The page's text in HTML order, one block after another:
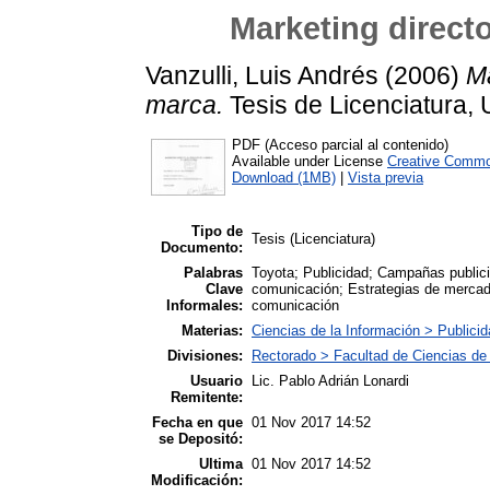
Marketing
Vanzulli, Luis Andrés (2006)
marca. Tesis de Licenciatura,
PDF (Acceso parcial al contenido)
Available under License Creative
Download (1MB)
Vista previa
Tipo de
Documento:
Tesis (Licenciatura)
Palabras
Clave
Informales:
Toyota; Publicidad; Campañas
comunicación; Estrategias de
comunicación
Materias: Ciencias de la Información >
Divisiones:
Rectorado > Facultad de Ciencias
Usuario
Remitente:
Lic. Pablo Adrián Lonardi
Fecha en que
se Depositó:
01 Nov 2017 14:52
Ultima
Modificación:
01 Nov 2017 14:52